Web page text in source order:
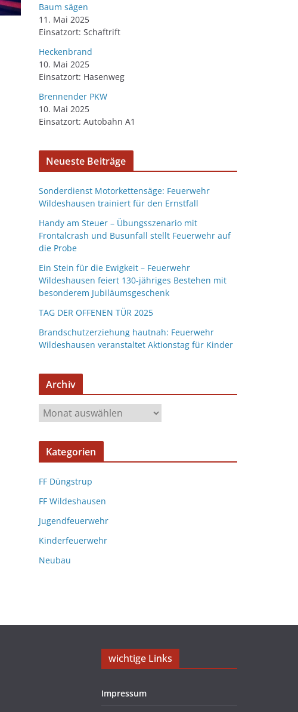
Baum sägen
11. Mai 2025
Einsatzort: Schaftrift
Heckenbrand
10. Mai 2025
Einsatzort: Hasenweg
Brennender PKW
10. Mai 2025
Einsatzort: Autobahn A1
Neueste Beiträge
Sonderdienst Motorkettensäge: Feuerwehr
Wildeshausen trainiert für den Ernstfall
Handy am Steuer – Übungsszenario mit
Frontalcrash und Busunfall stellt Feuerwehr auf
die Probe
Ein Stein für die Ewigkeit – Feuerwehr
Wildeshausen feiert 130-jähriges Bestehen mit
besonderem Jubiläumsgeschenk
TAG DER OFFENEN TÜR 2025
Brandschutzerziehung hautnah: Feuerwehr
Wildeshausen veranstaltet Aktionstag für Kinder
Archiv
Kategorien
FF Düngstrup
FF Wildeshausen
Jugendfeuerwehr
Kinderfeuerwehr
Neubau
wichtige Links
Impressum